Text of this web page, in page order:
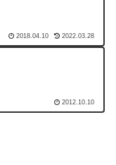
2018.04.10 2022.03.28
2012.10.10